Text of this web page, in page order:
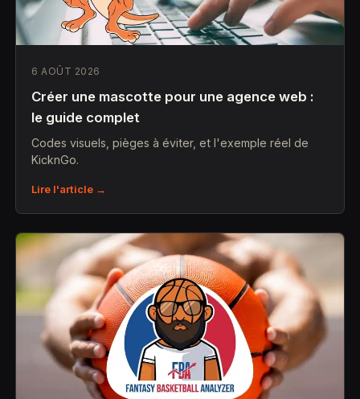
6 AOÛT 2026
Créer une mascotte pour une agence web :
le guide complet
Codes visuels, pièges à éviter, et l'exemple réel de
KicknGo.
Lire l'article →